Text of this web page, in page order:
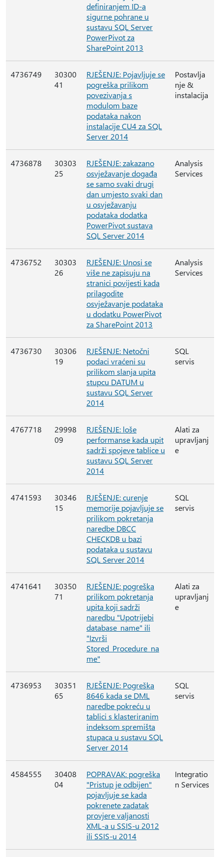
definiranjem ID-a
sigurne pohrane u
sustavu SQL Server
PowerPivot za
SharePoint 2013
4736749
30300
41
RJEŠENJE: Pojavljuje se
pogreška prilikom
povezivanja s
modulom baze
podataka nakon
instalacije CU4 za SQL
Server 2014
Postavlja
nje &
instalacija
4736878
30303
25
RJEŠENJE: zakazano
osvježavanje događa
se samo svaki drugi
dan umjesto svaki dan
u osvježavanju
podataka dodatka
PowerPivot sustava
SQL Server 2014
Analysis
Services
4736752
30303
26
RJEŠENJE: Unosi se
više ne zapisuju na
stranici povijesti kada
prilagodite
osvježavanje podataka
u dodatku PowerPivot
za SharePoint 2013
Analysis
Services
4736730
30306
19
RJEŠENJE: Netočni
podaci vraćeni su
prilikom slanja upita
stupcu DATUM u
sustavu SQL Server
2014
SQL
servis
4767718
29998
09
RJEŠENJE: loše
performanse kada upit
sadrži spojeve tablice u
sustavu SQL Server
2014
Alati za
upravljanj
e
4741593
30346
15
RJEŠENJE: curenje
memorije pojavljuje se
prilikom pokretanja
naredbe DBCC
CHECKDB u bazi
podataka u sustavu
SQL Server 2014
SQL
servis
4741641
30350
71
RJEŠENJE: pogreška
prilikom pokretanja
upita koji sadrži
naredbu "Upotrijebi
database_name" ili
"Izvrši
Stored_Procedure_na
me"
Alati za
upravljanj
e
4736953
30351
65
RJEŠENJE: Pogreška
8646 kada se DML
naredbe pokreću u
tablici s klasteriranim
indeksom spremišta
stupaca u sustavu SQL
Server 2014
SQL
servis
4584555
30408
04
POPRAVAK: pogreška
"Pristup je odbijen"
pojavljuje se kada
pokrenete zadatak
provjere valjanosti
XML-a u SSIS-u 2012
ili SSIS-u 2014
Integratio
n Services